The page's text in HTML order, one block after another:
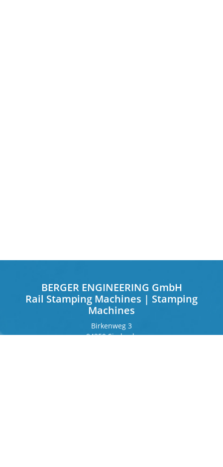
BERGER ENGINEERING GmbH
Rail Stamping Machines | Stamping
Machines
Birkenweg 3
84359 Simbach